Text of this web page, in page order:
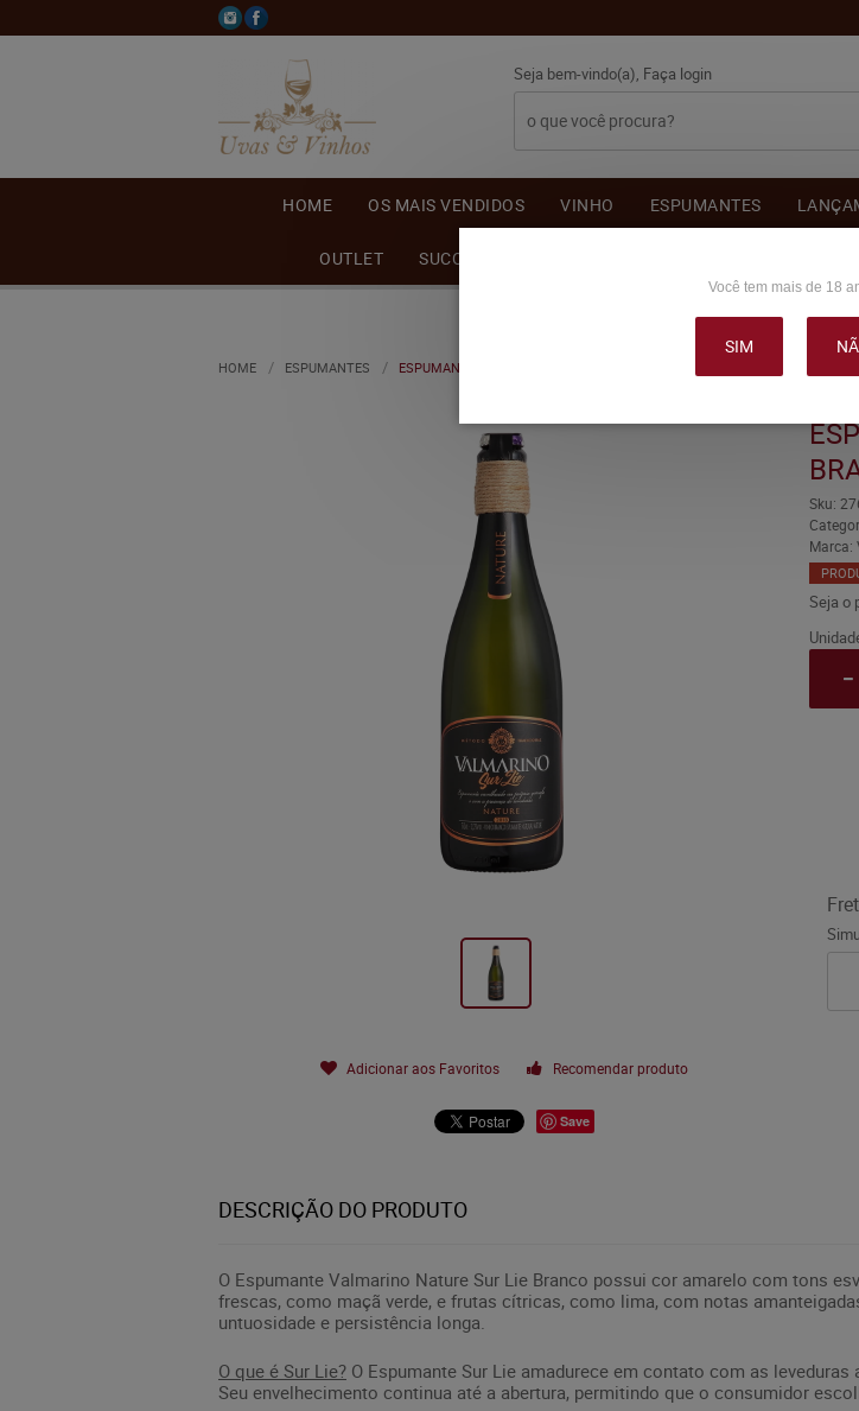
Seja bem-vindo(a), Faça login
HOME OS MAIS VENDIDOS VINHO ESPUMANTES
OUTLET SUCO DE UVA
HOME ESPUMANTES ESPUMANTE VALMARINO NATURE SUR LIE BRANCO 750ML
Adicionar aos Favoritos Recomendar produto
Save
Sku:
Marca:
Seja o
DESCRIÇÃO DO PRODUTO
O Espumante Valmarino Nature Sur Lie Branco possui cor amarelo com tons
frescas, como maçã verde, e frutas cítricas, como lima, com notas
untuosidade e persistência longa.
O que é Sur Lie? O Espumante Sur Lie amadurece em contato com as
Seu envelhecimento continua até a abertura, permitindo que o consumidor
Você tem mais de 18
SIM